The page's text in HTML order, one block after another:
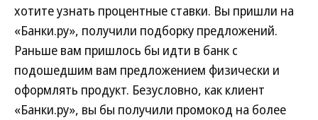
хотите узнать процентные ставки. Вы пришли на
«Банки.ру», получили подборку предложений.
Раньше вам пришлось бы идти в банк с
подошедшим вам предложением физически и
оформлять продукт. Безусловно, как клиент
«Банки.ру», вы бы получили промокод на более